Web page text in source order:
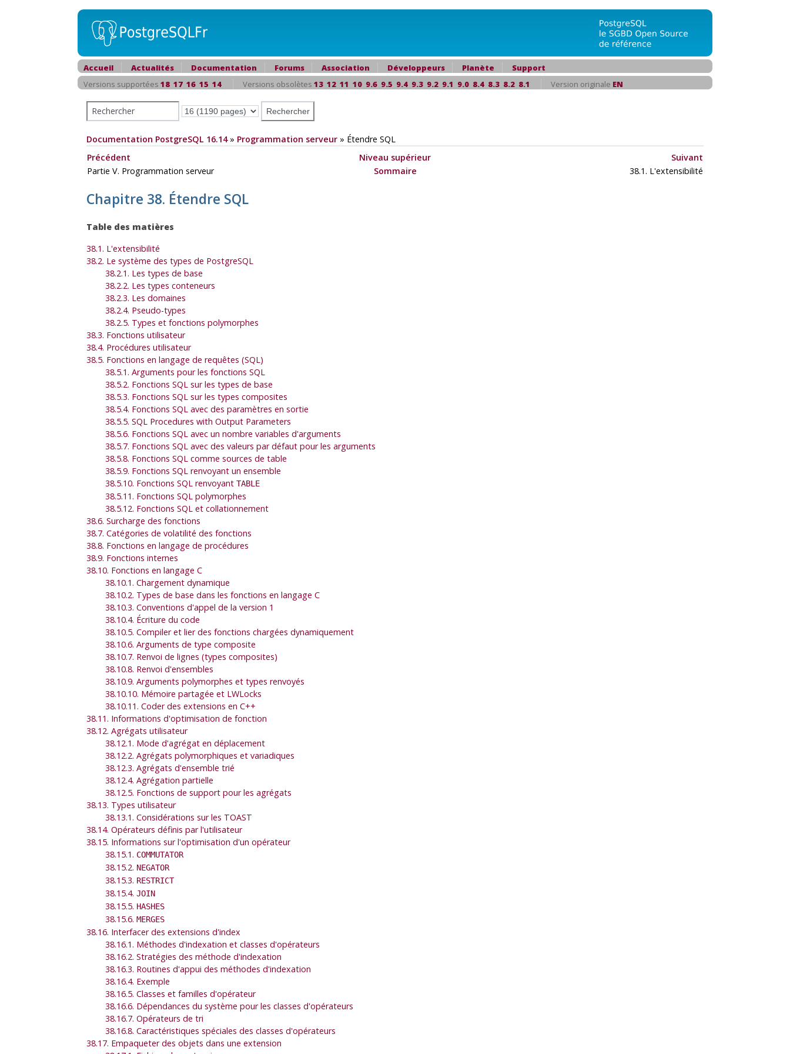
Accueil Actualités Documentation Forums Association Développeurs Planète
Support
Versions supportées 18 17 16 15 14 Versions obsolètes 13 12 11 10 9.6 9.5 9.4 9.3 9.2 9.1 9.0 8.4 8.3 8.2 8.1 Version originale EN
Documentation PostgreSQL 16.14» Programmation serveur » Étendre SQL
Précédent
Niveau supérieur
Suivant
Partie V. Programmation serveur
Sommaire 38.1. L'extensibilité
Chapitre 38. Étendre SQL
Table des matières
38.1. L'extensibilité
38.2. Le système des types de PostgreSQL
38.2.1. Les types de base
38.2.2. Les types conteneurs
38.2.3. Les domaines
38.2.4. Pseudo-types
38.2.5. Types et fonctions polymorphes
38.3. Fonctions utilisateur
38.4. Procédures utilisateur
38.5. Fonctions en langage de requêtes (SQL)
38.5.1. Arguments pour les fonctions SQL
38.5.2. Fonctions SQL sur les types de base
38.5.3. Fonctions SQL sur les types composites
38.5.4. Fonctions SQL avec des paramètres en sortie
38.5.5. SQL Procedures with Output Parameters
38.5.6. Fonctions SQL avec un nombre variables d'arguments
38.5.7. Fonctions SQL avec des valeurs par défaut pour les arguments
38.5.8. Fonctions SQL comme sources de table
38.5.9. Fonctions SQL renvoyant un ensemble
38.5.10. Fonctions SQL renvoyant TABLE
38.5.11. Fonctions SQL polymorphes
38.5.12. Fonctions SQL et collationnement
38.6. Surcharge des fonctions
38.7. Catégories de volatilité des fonctions
38.8. Fonctions en langage de procédures
38.9. Fonctions internes
38.10. Fonctions en langage C
38.10.1. Chargement dynamique
38.10.2. Types de base dans les fonctions en langage C
38.10.3. Conventions d'appel de la version 1
38.10.4. Écriture du code
38.10.5. Compiler et lier des fonctions chargées dynamiquement
38.10.6. Arguments de type composite
38.10.7. Renvoi de lignes (types composites)
38.10.8. Renvoi d'ensembles
38.10.9. Arguments polymorphes et types renvoyés
38.10.10. Mémoire partagée et LWLocks
38.10.11. Coder des extensions en C++
38.11. Informations d'optimisation de fonction
38.12. Agrégats utilisateur
38.12.1. Mode d'agrégat en déplacement
38.12.2. Agrégats polymorphiques et variadiques
38.12.3. Agrégats d'ensemble trié
38.12.4. Agrégation partielle
38.12.5. Fonctions de support pour les agrégats
38.13. Types utilisateur
38.13.1. Considérations sur les TOAST
38.14. Opérateurs définis par l'utilisateur
38.15. Informations sur l'optimisation d'un opérateur
38.15.1. COMMUTATOR
38.15.2. NEGATOR
38.15.3. RESTRICT
38.15.4. JOIN
38.15.5. HASHES
38.15.6. MERGES
38.16. Interfacer des extensions d'index
38.16.1. Méthodes d'indexation et classes d'opérateurs
38.16.2. Stratégies des méthode d'indexation
38.16.3. Routines d'appui des méthodes d'indexation
38.16.4. Exemple
38.16.5. Classes et familles d'opérateur
38.16.6. Dépendances du système pour les classes d'opérateurs
38.16.7. Opérateurs de tri
38.16.8. Caractéristiques spéciales des classes d'opérateurs
38.17. Empaqueter des objets dans une extension